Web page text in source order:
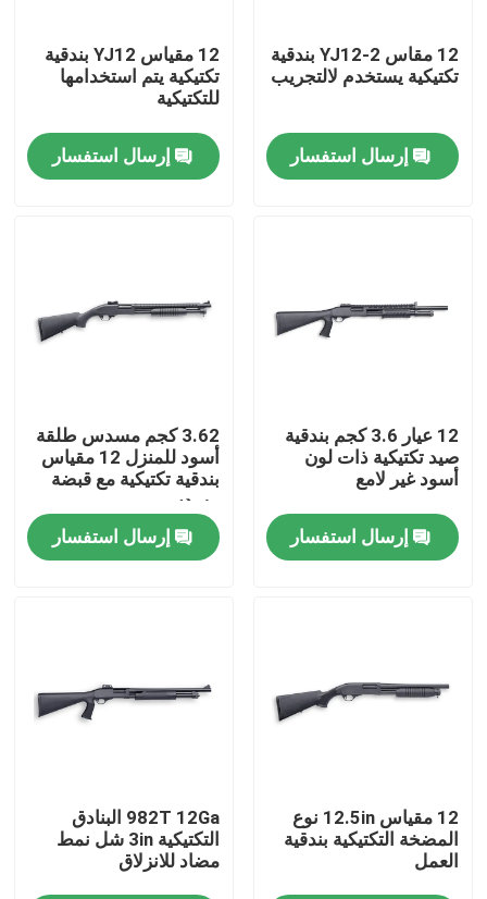
جولة في المصنع
مراقبة الجودة
أخبار
بنادق العمل بمضخة
12 مقاس YJ12-2 بندقية
تكتيكية يستخدم لالتجريب
إرسال استفسار
12 مقياس YJ12 بندقية
تكتيكية يتم استخدامها
للتكتيكية
إرسال استفسار
12 عيار 3.6 كجم بندقية
صيد تكتيكية ذات لون
أسود غير لامع
إرسال استفسار
3.62 كجم مسدس طلقة
أسود للمنزل 12 مقياس
بندقية تكتيكية مع قبضة
مسدس
إرسال استفسار
12 مقياس 12.5in نوع
المضخة التكتيكية بندقية
العمل
982T 12Ga البنادق
التكتيكية 3in شل نمط
مضاد للانزلاق